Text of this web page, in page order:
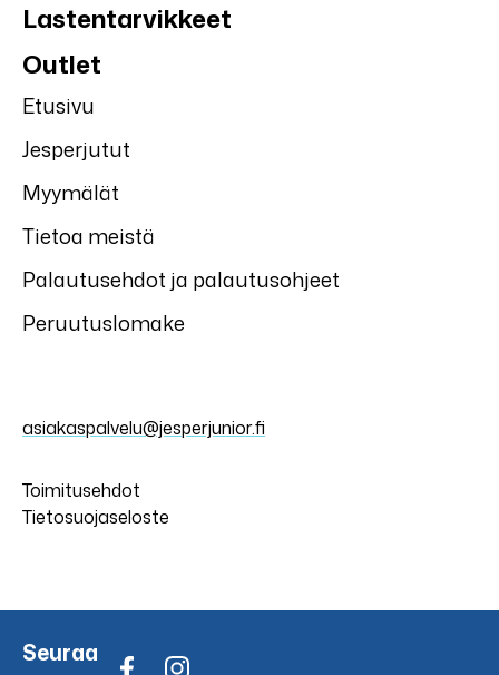
Lastentarvikkeet
Outlet
Etusivu
Jesperjutut
Myymälät
Tietoa meistä
Palautusehdot ja palautusohjeet
Peruutuslomake
asiakaspalvelu@jesperjunior.fi
Toimitusehdot
Tietosuojaseloste
Seuraa